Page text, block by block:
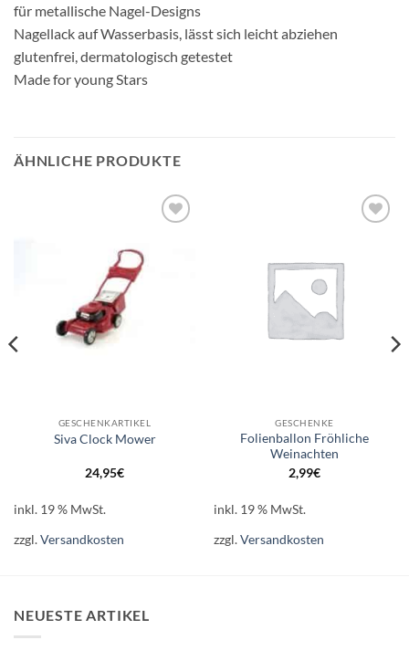
für metallische Nagel-Designs
Nagellack auf Wasserbasis, lässt sich leicht abziehen
glutenfrei, dermatologisch getestet
Made for young Stars
ÄHNLICHE PRODUKTE
Wunschliste
GESCHENKARTIKEL
Siva Clock Mower
24,95€
inkl. 19 % MwSt.
zzgl.Versandkosten
GESCHENKE
Folienballon Fröhliche
Weinachten
2,99€
inkl. 19 % MwSt.
zzgl.Versandkosten
NEUESTE ARTIKEL